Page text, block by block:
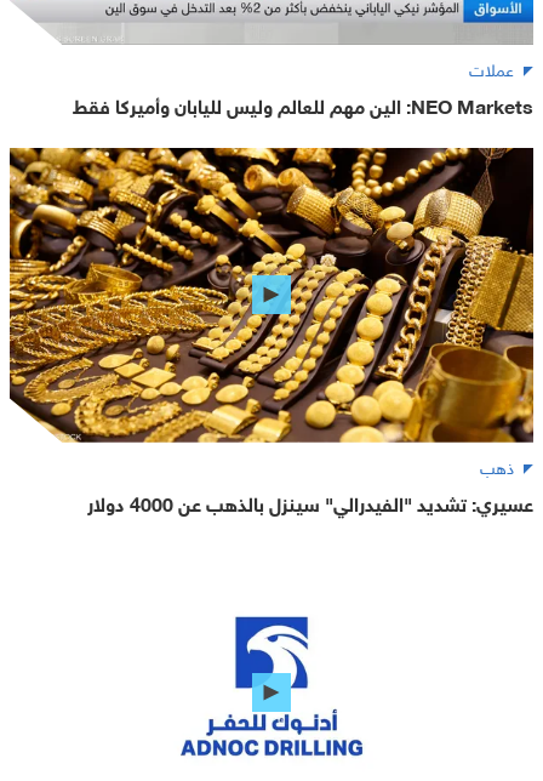
عملات
NEO Markets: الين مهم للعالم وليس لليابان وأميركا فقط
ذهب
عسيري: تشديد "الفيدرالي" سينزل بالذهب عن 4000 دولار